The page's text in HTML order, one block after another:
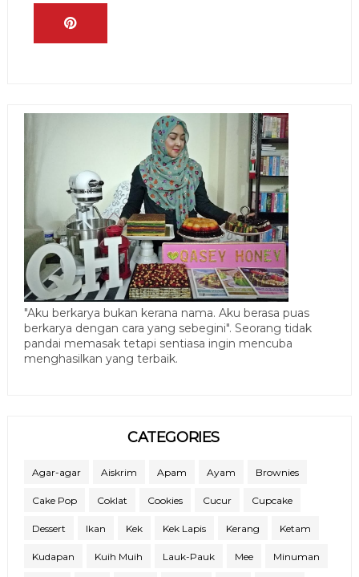
"Aku berkarya bukan kerana nama. Aku berasa puas
berkarya dengan cara yang sebegini". Seorang tidak
pandai memasak tetapi sentiasa ingin mencuba
menghasilkan yang terbaik.
CATEGORIES
Agar-agar Aiskrim Apam Ayam Brownies
Cake Pop Coklat Cookies Cucur Cupcake
Dessert Ikan Kek Kek Lapis Kerang Ketam
Kudapan Kuih Muih Lauk-Pauk Mee Minuman